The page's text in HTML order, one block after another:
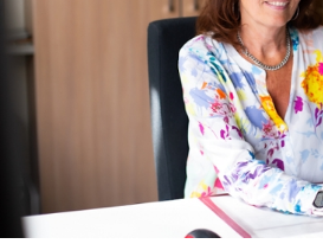
Sozialdienste & Zuweisende
Leichte Sprache
Gebärdensprache